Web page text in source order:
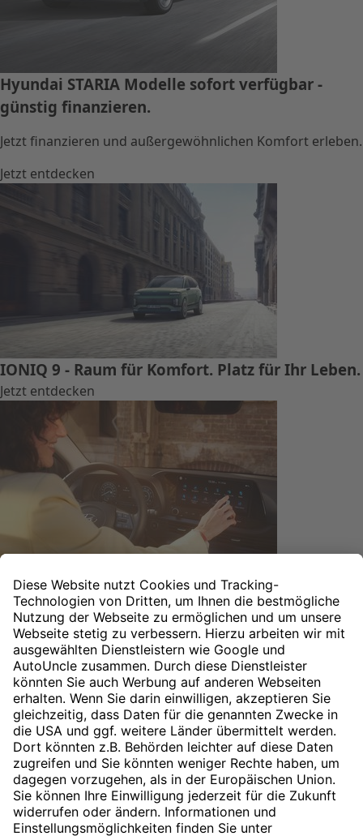
Hyundai STARIA Modelle sofort verfügbar -
günstig finanzieren.
Jetzt finanzieren und außergewöhnlichen Komfort erleben.
Jetzt entdecken
IONIQ 9 - Raum für Komfort. Platz für Ihr Leben.
Jetzt entdecken
Abverkaufsaktion für den Hyundai BAYON und
i20.
Profitieren Sie von attraktiven Leasingangeboten für den
Hyundai BAYON und i20.
Entdecken Sie die Angebote
Nach oben